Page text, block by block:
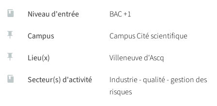
Plateformes expérimentales modernes.
Niveau d'entrée BAC +1
Campus Campus Cité scientifique
Lieu(x) Villeneuve d'Ascq
Secteur(s) d'activité
Industrie - qualité - gestion des
risques